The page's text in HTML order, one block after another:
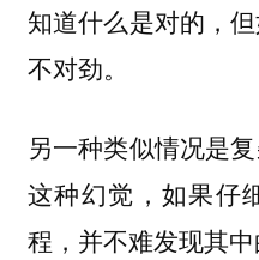
知道什么是对的，
不对劲。
另一种类似情况是
这种幻觉，如果仔
程，并不难发现其中